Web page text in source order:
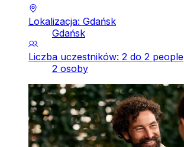
Lokalizacja: Gdańsk
Gdańsk
Liczba uczestników: 2 do 2 people
2 osoby